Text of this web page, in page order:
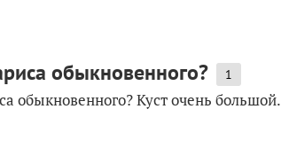
обыкновенного? 1
обыкновенного? Куст очень большой.